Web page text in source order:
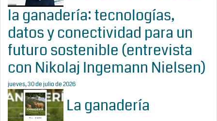
la ganadería: tecnologías,
datos y conectividad para un
futuro sostenible (entrevista
con Nikolaj Ingemann Nielsen)
jueves, 30 de julio de 2026
La ganadería